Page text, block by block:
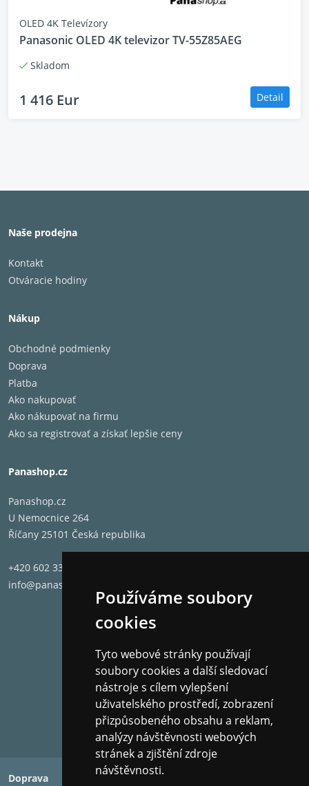
Používáme soubory
cookies
Tyto webové stránky používají
soubory cookies a další sledovací
nástroje s cílem vylepšení
uživatelského prostředí, zobrazení
přizpůsobeného obsahu a reklam,
analýzy návštěvnosti webových
stránek a zjištění zdroje
návštěvnosti.
OLED 4K Televízory
Panasonic OLED 4K televizor TV-55Z85AEG
Skladom
1 416 Eur Detail
Naše prodejna
Kontakt
Otváracie hodiny
Nákup
Obchodné podmienky
Doprava
Platba
Ako nakupovať
Ako nákupovať na firmu
Ako sa registrovať a získať lepšie ceny
Panashop.cz
Panashop.cz
U Nemocnice 264
Říčany 25101 Česká republika
+420 602 331 662
info@panashop.cz
Doprava Platba